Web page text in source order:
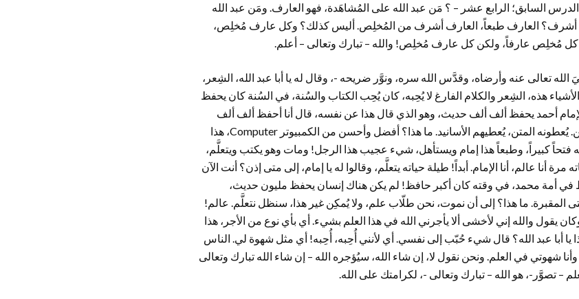
الدرس السابق؛ الرابع عشر – ؟ مَن عبد الله على المُشاهَدة، فهو العارف. ومَن عبد الله
أشرف؟ العارف طبعاً، العارف أشرف من المُخلِص. أليس كذلك؟ وكل عارف مُخلِص،
مُخلِص عارفاً، ولكن كل عارف مُخلِص! والله – تبارك وتعالى – أعلم.
تعالى عنه وأرضاه، وقدَّس الله سره، ونوَّر ضريحه -، وقال له يا أبا عبد الله، الشِعر،
هذه، الشِعر والكلام الفارغ لا يُحِبه، كان يُحِب الكتاب والسُنة، في السُنة كان يحفظ
أحمد يحفظ ألف ألف حديث، وهو الذي قال هذا عن نفسه، قال أنا أحفظ ألف ألف
حديث. يُعطونه السند، يُعطيهم المتن. يُعطونه المتن، يُعطيهم الأسانيد. ما هذا؟ أفضل وأحسن من الكمبيوتر Computer، هذا
كبيراً، وطبعاً هذا إمام ويستأهل، شيء عجيب هذا الرجل! ومات وهو يكتب ويتعلَّم،
أنا عالم، أنا الإمام. أبداً! طيلة حياته يتعلَّم، وقالوا له يا إمام، إلى متى إذن؟ أنت الآن
أمة محمد، في وقته كان أكبر حافظ! لم يكن هناك إنسان يحفظ مليون حديث،
ما هذا؟ إلى أن نموت، نحن طلّاب علم، ولا يُمكِن غير هذا، سنظل نتعلَّم. عالم!
وكان يقول والله إني لأخشى ألا يأجرني الله في هذا العلم بشيء. أي بأي نوع من الأجر، هذا
يا أبا عبد الله؟ قال شيء حُبّب إلى نفسي. أي لأنني أُحِبه، أُحِبه! أي مثل شهوة لي. الناس
شهوتي في العلم. ونحن نقول لا، إن شاء الله، سيُؤجره الله – إن شاء الله تبارك وتعالى
– تصوَّر-، هو الله – تبارك وتعالى -، لكرامتك على الله.